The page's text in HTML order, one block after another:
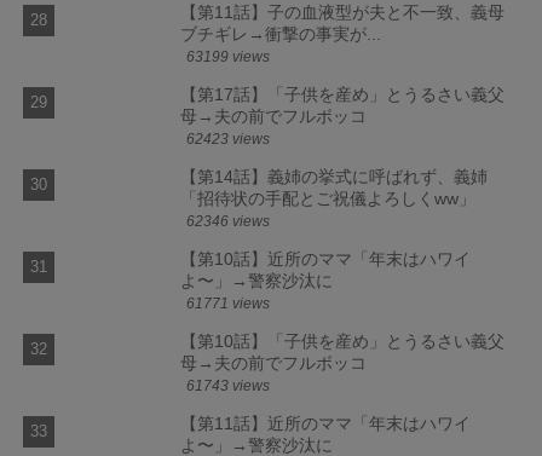
【第11話】子の血液型が夫と不一致、義母
ブチギレ→衝撃の事実が...
63199 views
【第17話】「子供を産め」とうるさい義父
母→夫の前でフルボッコ
62423 views
【第14話】義姉の挙式に呼ばれず、義姉
「招待状の手配とご祝儀よろしくww」
62346 views
【第10話】近所のママ「年末はハワイ
よ〜」→警察沙汰に
61771 views
【第10話】「子供を産め」とうるさい義父
母→夫の前でフルボッコ
61743 views
【第11話】近所のママ「年末はハワイ
よ〜」→警察沙汰に